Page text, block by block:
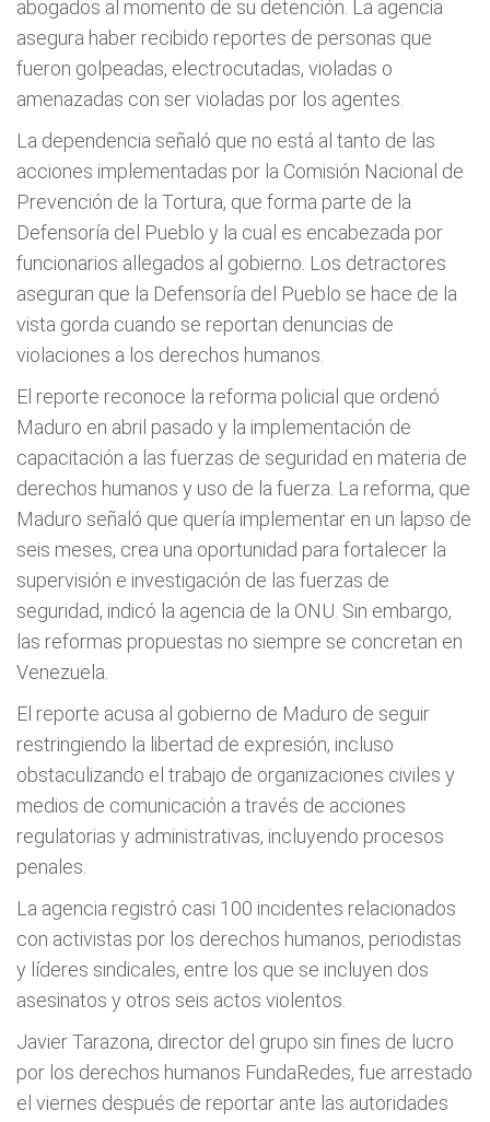
abogados al momento de su detención. La agencia
asegura haber recibido reportes de personas que
fueron golpeadas, electrocutadas, violadas o
amenazadas con ser violadas por los agentes.
La dependencia señaló que no está al tanto de las
acciones implementadas por la Comisión Nacional de
Prevención de la Tortura, que forma parte de la
Defensoría del Pueblo y la cual es encabezada por
funcionarios allegados al gobierno. Los detractores
aseguran que la Defensoría del Pueblo se hace de la
vista gorda cuando se reportan denuncias de
violaciones a los derechos humanos.
El reporte reconoce la reforma policial que ordenó
Maduro en abril pasado y la implementación de
capacitación a las fuerzas de seguridad en materia de
derechos humanos y uso de la fuerza. La reforma, que
Maduro señaló que quería implementar en un lapso de
seis meses, crea una oportunidad para fortalecer la
supervisión e investigación de las fuerzas de
seguridad, indicó la agencia de la ONU. Sin embargo,
las reformas propuestas no siempre se concretan en
Venezuela.
El reporte acusa al gobierno de Maduro de seguir
restringiendo la libertad de expresión, incluso
obstaculizando el trabajo de organizaciones civiles y
medios de comunicación a través de acciones
regulatorias y administrativas, incluyendo procesos
penales.
La agencia registró casi 100 incidentes relacionados
con activistas por los derechos humanos, periodistas
y líderes sindicales, entre los que se incluyen dos
asesinatos y otros seis actos violentos.
Javier Tarazona, director del grupo sin fines de lucro
por los derechos humanos FundaRedes, fue arrestado
el viernes después de reportar ante las autoridades